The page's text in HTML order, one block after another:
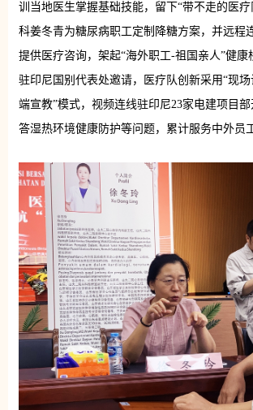
训当地医生掌握基础技能，留下“带不走的医
科姜冬青为糖尿病职工定制降糖方案，并远程
提供医疗咨询，架起“海外职工-祖国亲人”健康
驻印尼国别代表处邀请，医疗队创新采用“现
端宣教”模式，视频连线驻印尼23家电建项目
答湿热环境健康防护等问题，累计服务中外员